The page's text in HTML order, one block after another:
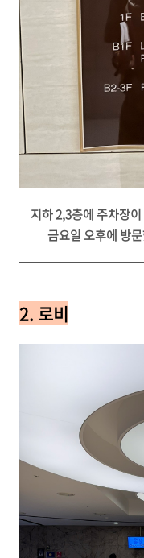
지하 2,3층에 주차장
금요일 오후에 방
2. 로비